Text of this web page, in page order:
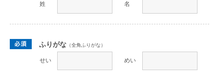
姓 名
ふりがな （全角ふりがな）
せい めい